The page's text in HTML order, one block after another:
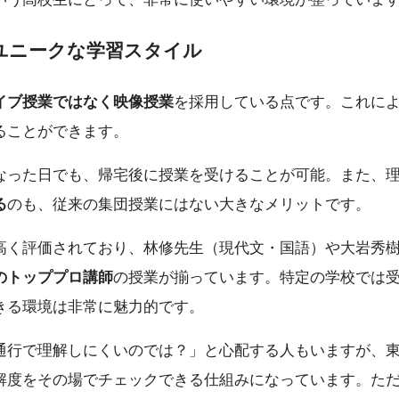
ニークな学習スタイル
ブ授業ではなく映像授業を採用している点です。これに
とができます。
った日でも、帰宅後に授業を受けることが可能。また、
のも、従来の集団授業にはない大きなメリットです。
く評価されており、林修先生（現代文・国語）や大岩秀
トッププロ講師の授業が揃っています。特定の学校では
環境は非常に魅力的です。
行で理解しにくいのでは？」と心配する人もいますが、
度をその場でチェックできる仕組みになっています。た